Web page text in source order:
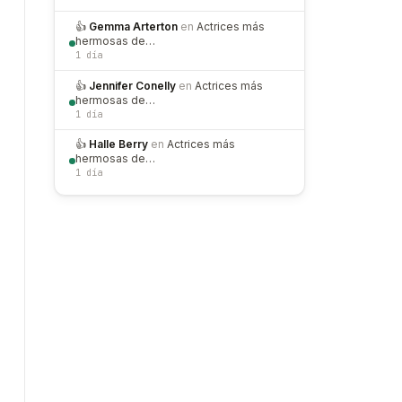
👍 Gemma Arterton en Actrices más
hermosas de…
1 día
👍 Jennifer Conelly en Actrices más
hermosas de…
1 día
👍 Halle Berry en Actrices más
hermosas de…
1 día